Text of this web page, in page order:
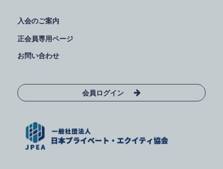
入会のご案内
正会員専用ページ
お問い合わせ
会員ログイン